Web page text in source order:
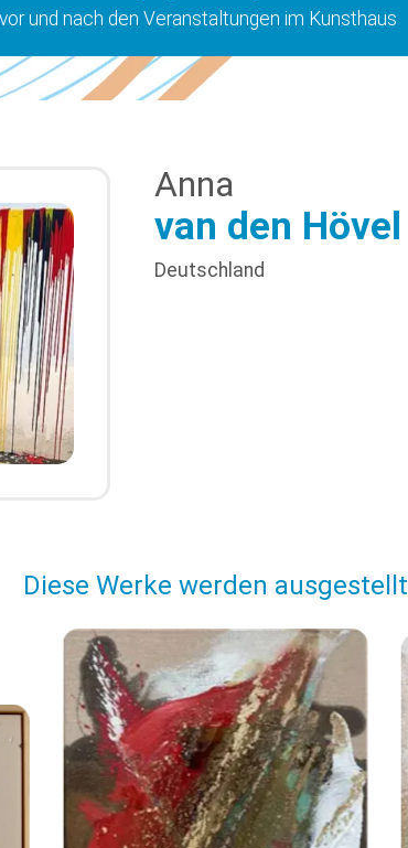
und nach den Veranstaltungen im Kunsthaus
Anna
van den Hövel
Deutschland
Diese Werke werden ausgestellt